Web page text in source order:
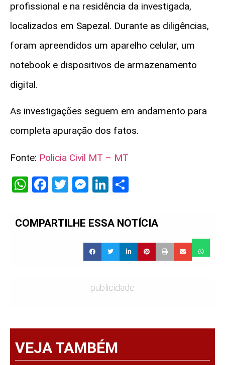
profissional e na residência da investigada,
localizados em Sapezal. Durante as diligências,
foram apreendidos um aparelho celular, um
notebook e dispositivos de armazenamento
digital.
As investigações seguem em andamento para
completa apuração dos fatos.
Fonte: Policia Civil MT – MT
WhatsApp
Facebook
TwitterMessenger
LinkedIn
COMPARTILHE ESSA NOTÍCIA
publicidade
VEJA TAMBÉM